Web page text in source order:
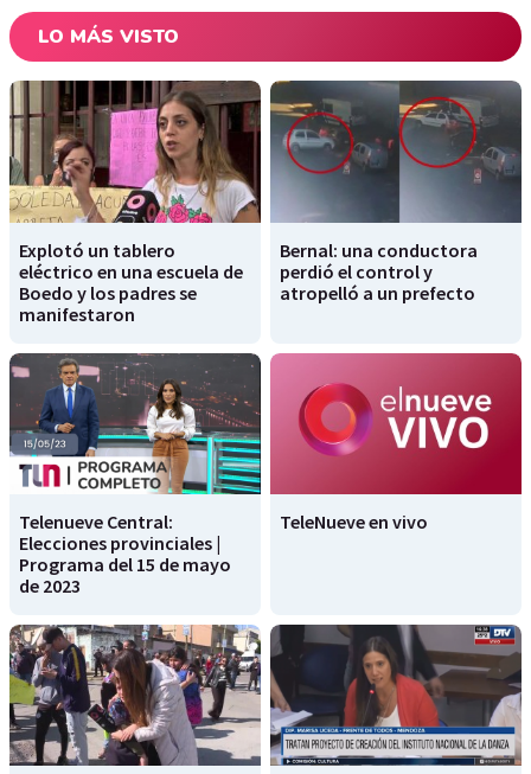
LO MÁS VISTO
Explotó un tablero
eléctrico en una escuela de
Boedo y los padres se
manifestaron
Bernal: una conductora
perdió el control y
atropelló a un prefecto
Telenueve Central:
Elecciones provinciales |
Programa del 15 de mayo
de 2023
TeleNueve en vivo